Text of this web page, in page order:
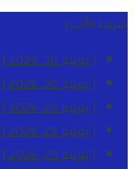
شريط الأخبار
[ يوليو 30, 2026 ]
[ يوليو 30, 2026 ]
[ يوليو 29, 2026 ]
[ يوليو 29, 2026 ]
[ يوليو 29, 2026 ]